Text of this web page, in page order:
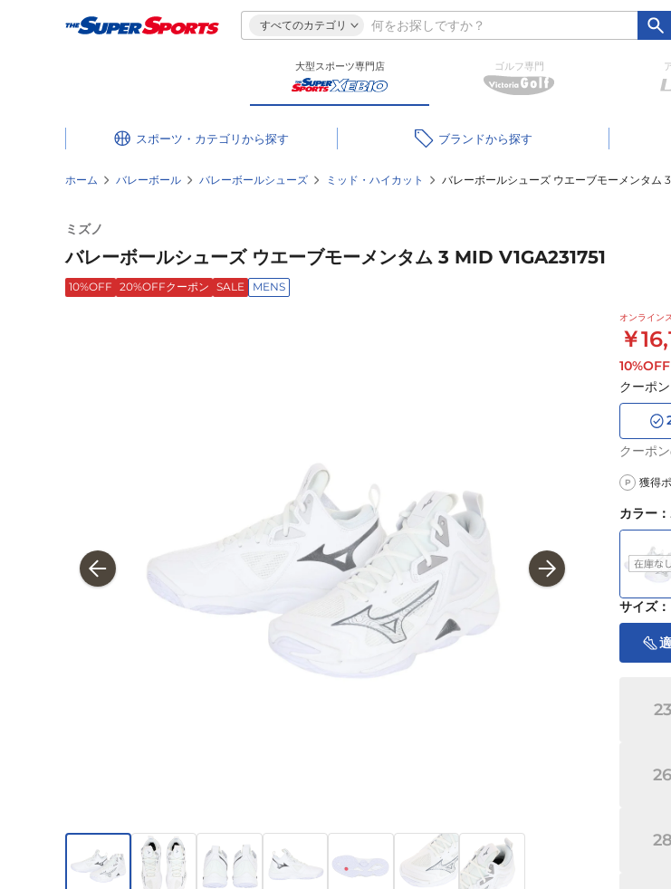
すべてのカテゴリ
大型スポーツ専門店 ゴルフ専門
スポーツ・カテゴリ ブランド
ホーム バレーボール バレーボールシューズ ミッド・ハイカット バレーボールシューズ ウエーブモーメンタム
ミズノ
バレーボールシューズ ウエーブモーメンタム 3 MID V1GA231751
10%OFF 20%OFFクーポン SALE MENS
オンライン
￥
10%OFF
クーポ
クーポ
P 獲得
カラー ：
サイズ：